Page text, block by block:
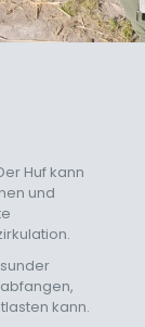
Huf kann
und
kann.